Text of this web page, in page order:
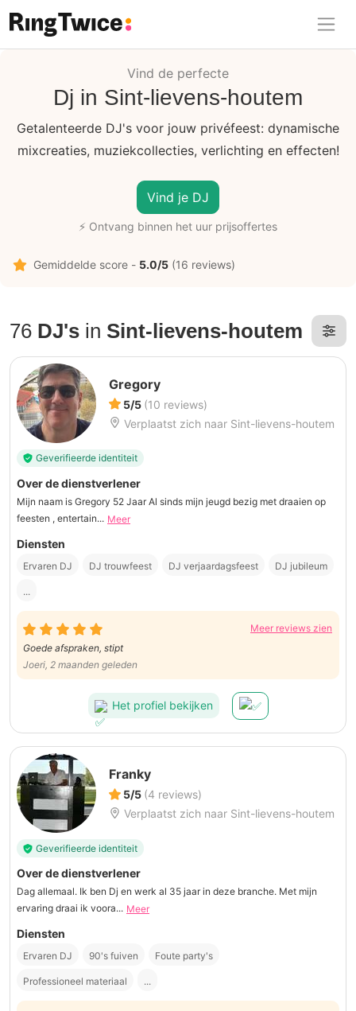
Ring Twice
Vind de perfecte
Dj in Sint-lievens-houtem
Getalenteerde DJ's voor jouw privéfeest: dynamische
mixcreaties, muziekcollecties, verlichting en effecten!
Vind je DJ
⚡ Ontvang binnen het uur prijsoffertes
Gemiddelde score - 5.0/5 (16 reviews)
76 DJ's in Sint-lievens-houtem
Gregory
5/5 (10 reviews)
Verplaatst zich naar Sint-lievens-houtem
Geverifieerde identiteit
Over de dienstverlener
Mijn naam is Gregory 52 Jaar Al sinds mijn jeugd bezig met draaien op
feesten , entertain... Meer
Diensten
Ervaren DJ DJ trouwfeest DJ verjaardagsfeest DJ jubileum
...
Meer reviews zien
Goede afspraken, stipt
Joeri, 2 maanden geleden
Het profiel bekijken
Franky
5/5 (4 reviews)
Verplaatst zich naar Sint-lievens-houtem
Geverifieerde identiteit
Over de dienstverlener
Dag allemaal. Ik ben Dj en werk al 35 jaar in deze branche. Met mijn
ervaring draai ik voora... Meer
Diensten
Ervaren DJ 90's fuiven Foute party's
Professioneel materiaal ...